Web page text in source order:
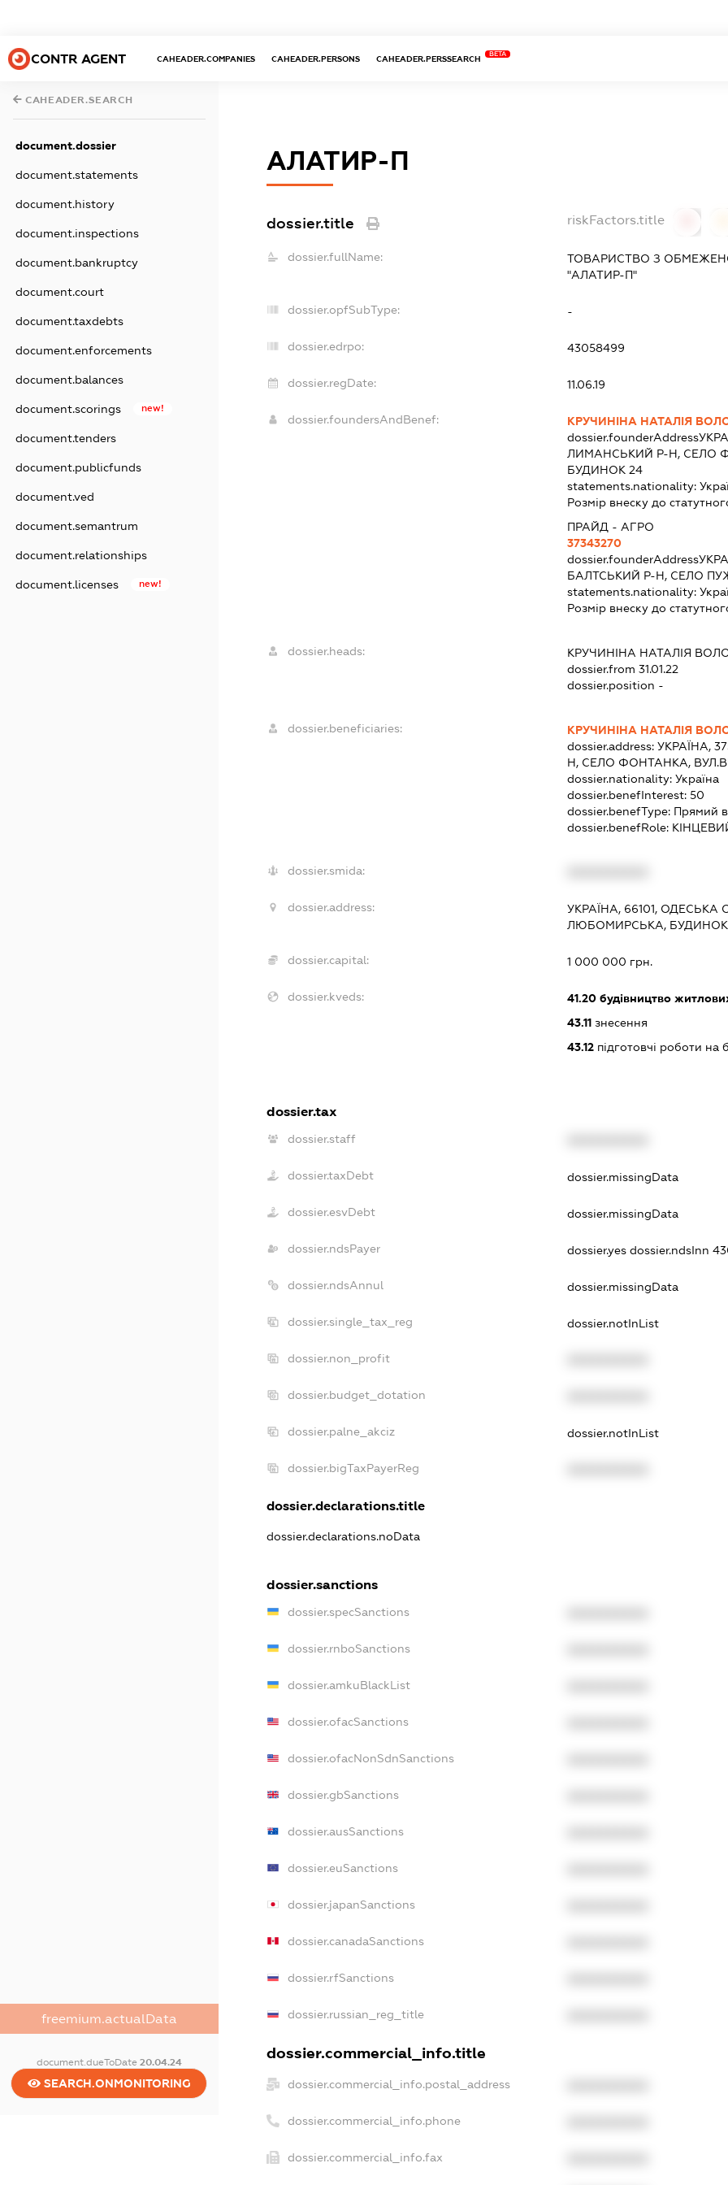
CONTR AGENT CAHEADER.COMPANIES CAHEADER.PERSONS CAHEADER.PERSSEARCH
BETA
CAHEADER.SEARCH
document.dossier
document.statements
document.history
document.inspections
document.bankruptcy
document.court
document.taxdebts
document.enforcements
document.balances
document.scorings new!
document.tenders
document.publicfunds
document.ved
document.semantrum
document.relationships
document.licenses new!
freemium.actualData
document.dueToDate 20.04.24
SEARCH.ONMONITORING
АЛАТИР-П
dossier.title riskFactors.title
dossier.fullName:
ТОВАРИСТВО З
"АЛАТИР-П"
dossier.opfSubType: -
dossier.edrpo: 43058499
dossier.regDate: 11.06.19
dossier.foundersAndBenef:
КРУЧИНІНА НАТАЛІЯ
dossier.founderAddress
ЛИМАНСЬКИЙ Р-Н, СЕЛО
БУДИНОК 24
statements.nationality:
Розмір внеску до
ПРАЙД - АГРО
37343270
dossier.founderAddress
БАЛТСЬКИЙ Р-Н, СЕЛО
statements.nationality:
Розмір внеску до
dossier.heads: КРУЧИНІНА НАТАЛІЯ
dossier.from 31.01.22
dossier.position -
dossier.beneficiaries:
КРУЧИНІНА НАТАЛІЯ
dossier.address:УКРАЇНА,
Н, СЕЛО ФОНТАНКА,
dossier.nationality:Україна
dossier.benefInterest:50
dossier.benefType: Прямий
dossier.benefRole:
dossier.smida:
dossier.address:
УКРАЇНА, 66101,
ЛЮБОМИРСЬКА, БУДИНОК
dossier.capital: 1 000 000 грн.
dossier.kveds: 41.20 будівництво
43.11 знесення
43.12 підготовчі роботи на
dossier.tax
dossier.staff
dossier.taxDebt dossier.missingData
dossier.esvDebt dossier.missingData
dossier.ndsPayer dossier.yesdossier.ndsInn
dossier.ndsAnnul dossier.missingData
dossier.single_tax_reg dossier.notInList
dossier.non_profit
dossier.budget_dotation
dossier.palne_akciz dossier.notInList
dossier.bigTaxPayerReg
dossier.declarations.title
dossier.declarations.noData
dossier.sanctions
dossier.specSanctions
dossier.rnboSanctions
dossier.amkuBlackList
dossier.ofacSanctions
dossier.ofacNonSdnSanctions
dossier.gbSanctions
dossier.ausSanctions
dossier.euSanctions
dossier.japanSanctions
dossier.canadaSanctions
dossier.rfSanctions
dossier.russian_reg_title
dossier.commercial_info.title
dossier.commercial_info.postal_address
dossier.commercial_info.phone
dossier.commercial_info.fax